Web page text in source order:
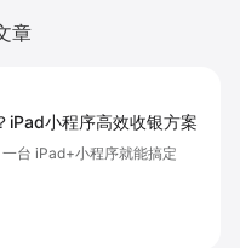
章
iPad小程序高效收银方案
台 iPad+小程序就能搞定